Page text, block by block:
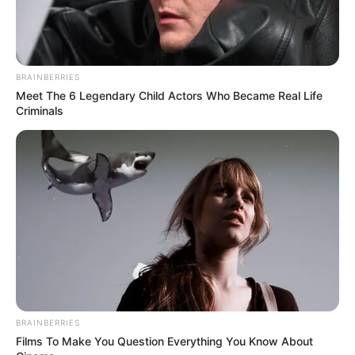
BY4M Studio.
Pada 25 November 2022, BlockBerry Creative resmi
mengeluarkan Chuu dari grupnya, LOONA.
BRAINBERRIES
Meet The 6 Legendary Child Actors Who Became Real Life
Criminals
BRAINBERRIES
Films To Make You Question Everything You Know About